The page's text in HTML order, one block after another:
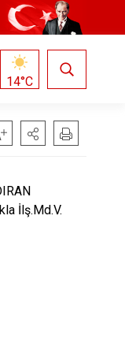
14°C
İlş.Md.V.